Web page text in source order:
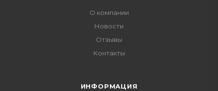
О компании
Новости
Отзывы
Контакты
ИНФОРМАЦИЯ